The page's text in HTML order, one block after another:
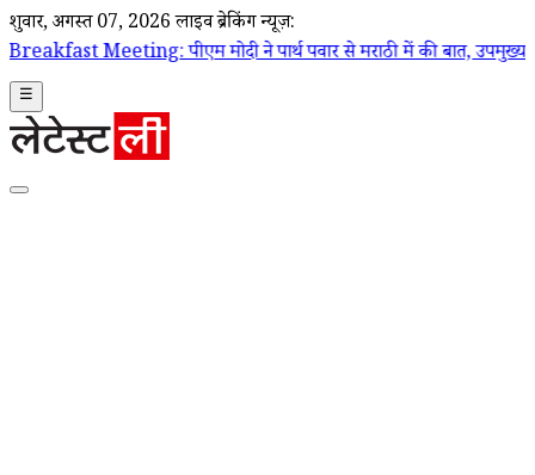
शुक्रवार, अगस्त 07, 2026 लाइव ब्रेकिंग न्यूज़:
पीएम मोदी ने पार्थ पवार से मराठी में की बात, उपमुख्यमंत्री सुनेत्रा पवार
☰